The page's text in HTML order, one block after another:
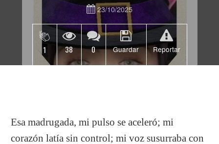
23/10/2025
1 38 0 Guardar Reportar
Esa madrugada, mi pulso se aceleró; mi
corazón latía sin control; mi voz susurraba con